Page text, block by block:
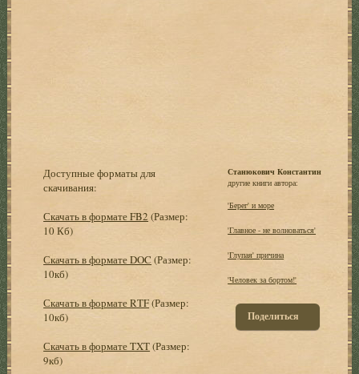
Доступные форматы для
скачивания:
Скачать в формате FB2 (Размер:
10 Кб)
Скачать в формате DOC (Размер:
10кб)
Скачать в формате RTF(Размер:
10кб)
Скачать в формате TXT(Размер:
9кб)
Станюкович Константин
другие книги автора:
'Берег' и море
'Главное - не волноваться'
'Глупая' причина
'Человек за бортом!'
Поделиться